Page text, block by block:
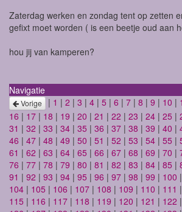
Zaterdag werken en zondag tent op zetten
gefixt moet worden ( is een beetje oud aan
hou jij van kamperen?
Navigatie
Vorige | 1 | 2 | 3 | 4 | 5 | 6 | 7 | 8 | 9 | 10 |
16 | 17 | 18 | 19 | 20 | 21 | 22 | 23 | 24 | 25 |
31 | 32 | 33 | 34 | 35 | 36 | 37 | 38 | 39 | 40 |
46 | 47 | 48 | 49 | 50 | 51 | 52 | 53 | 54 | 55 |
61 | 62 | 63 | 64 | 65 | 66 | 67 | 68 | 69 | 70 |
76 | 77 | 78 | 79 | 80 | 81 | 82 | 83 | 84 | 85 |
91 | 92 | 93 | 94 | 95 | 96 | 97 | 98 | 99 | 100 |
104 | 105 | 106 | 107 | 108 | 109 | 110 | 111 |
115 | 116 | 117 | 118 | 119 | 120 | 121 | 122 |